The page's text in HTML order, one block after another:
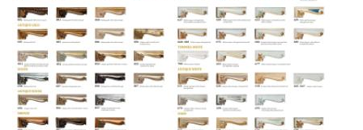
Помимо Москвы, мы располагаем
логистическими узлами в ключевых
международных хабах:
Дубай, ОАЭ — региональный центр для
Ближнего Востока и Азии